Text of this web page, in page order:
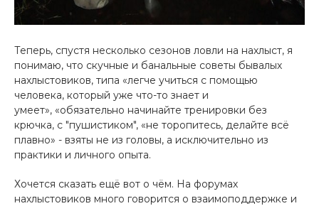
Теперь, спустя несколько сезонов ловли на нахлыст, я
понимаю, что скучные и банальные советы бывалых
нахлыстовиков, типа «легче учиться с помощью
человека, который уже что-то знает и
умеет», «обязательно начинайте тренировки без
крючка, с "пушистиком", «не торопитесь, делайте всё
плавно» - взяты не из головы, а исключительно из
практики и личного опыта.
Хочется сказать ещё вот о чём. На форумах
нахлыстовиков много говорится о взаимоподдержке и